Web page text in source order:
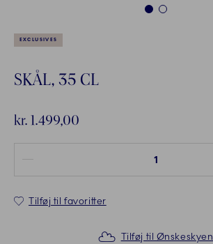
1 2
EXCLUSIVES
SKÅL, 35 CL
kr. 1.499,00
Tilføj til favoritter
Tilføj til Ønskeskyen